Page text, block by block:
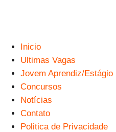
Inicio
Ultimas Vagas
Jovem Aprendiz/Estágio
Concursos
Notícias
Contato
Politica de Privacidade